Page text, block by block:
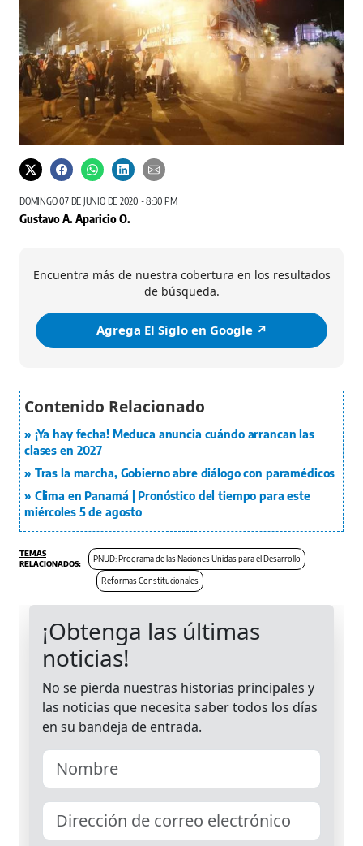
DOMINGO 07 DE JUNIO DE 2020 - 8:30 PM
Gustavo A. Aparicio O.
Encuentra más de nuestra cobertura en los resultados
de búsqueda.
Agrega El Siglo en Google ↗️
¡Ya hay fecha! Meduca anuncia cuándo arrancan las
clases en 2027
Tras la marcha, Gobierno abre diálogo con paramédicos
Clima en Panamá | Pronóstico del tiempo para este
miércoles 5 de agosto
PNUD: Programa de las Naciones Unidas para el Desarrollo
Reformas Constitucionales